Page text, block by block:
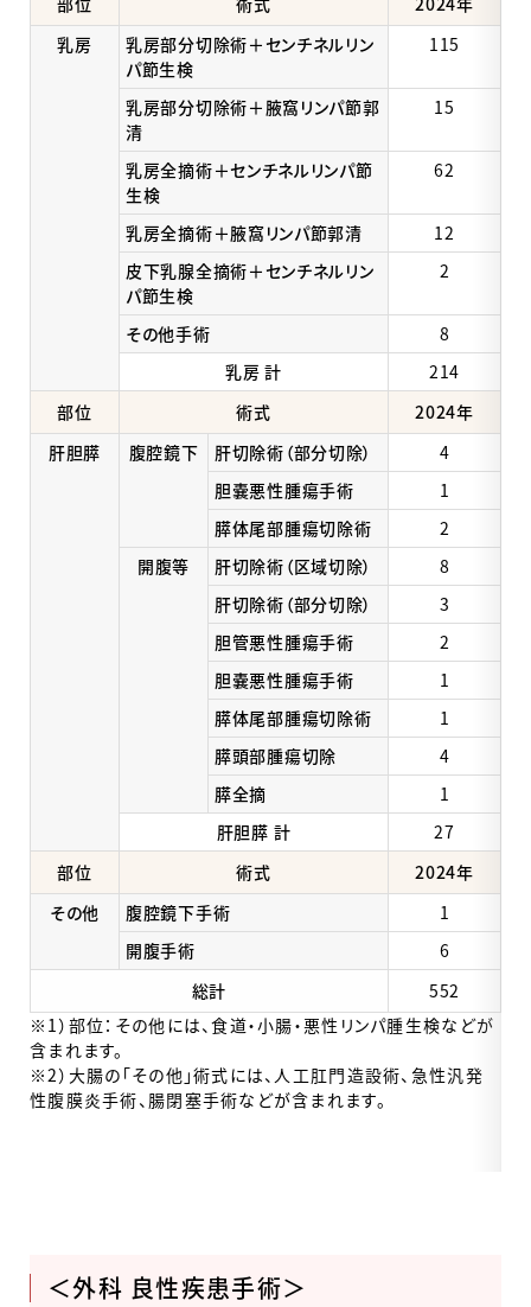
乳房
乳房部分切除術＋センチネルリン
パ節生検
115
乳房部分切除術＋腋窩リンパ節郭
清
15
乳房全摘術＋センチネルリンパ節
生検
62
乳房全摘術＋腋窩リンパ節郭清
12
皮下乳腺全摘術＋センチネルリン
パ節生検
2
その他手術
8
乳房 計
214
部位
術式
2024年
肝胆膵
腹腔鏡下 肝切除術（部分切除）
4
胆嚢悪性腫瘍手術
1
膵体尾部腫瘍切除術
2
開腹等
肝切除術（区域切除）
8
肝切除術（部分切除）
3
胆管悪性腫瘍手術
2
胆嚢悪性腫瘍手術
1
膵体尾部腫瘍切除術
1
膵頭部腫瘍切除
4
膵全摘
1
肝胆膵 計
27
部位
術式
2024年
その他
腹腔鏡下手術
1
開腹手術
6
総計
552
※1）部位：その他には、食道・小腸・悪性リンパ腫生検などが
含まれます。
※2）大腸の「その他」術式には、人工肛門造設術、急性汎発
性腹膜炎手術、腸閉塞手術などが含まれます。
＜外科 良性疾患手術＞